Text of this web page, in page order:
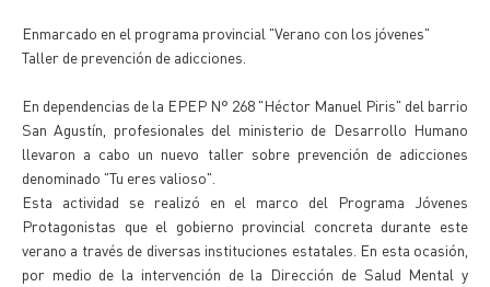
Enmarcado en el programa provincial "Verano con los jóvenes"
Taller de prevención de adicciones.
En dependencias de la EPEP N° 268 "Héctor Manuel Piris" del barrio
San Agustín, profesionales del ministerio de Desarrollo Humano
llevaron a cabo un nuevo taller sobre prevención de adicciones
denominado "Tu eres valioso".
Esta actividad se realizó en el marco del Programa Jóvenes
Protagonistas que el gobierno provincial concreta durante este
verano a través de diversas instituciones estatales. En esta ocasión,
por medio de la intervención de la Dirección de Salud Mental y